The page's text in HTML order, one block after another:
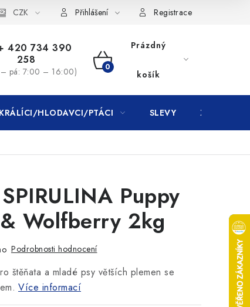
CZK Přihlášení Registrace
420 734 390
258
pá: 7:00 – 16:00)
NÁKUPNÍ
KOŠÍK
Prázdný
košík
KRÁLÍCI/HLODAVCI/PTÁCI SLEVY ZNAČKY
Puppy
Wolfberry 2kg
Podrobnosti hodnocení
štěňata a mladé psy větších plemen se
Více informací